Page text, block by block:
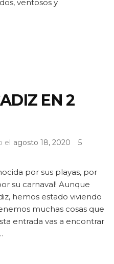
ventosos y
EN 2
el agosto 18, 2020
5
por sus playas, por
su carnaval! Aunque
hemos estado viviendo
muchas cosas que
entrada vas a encontrar